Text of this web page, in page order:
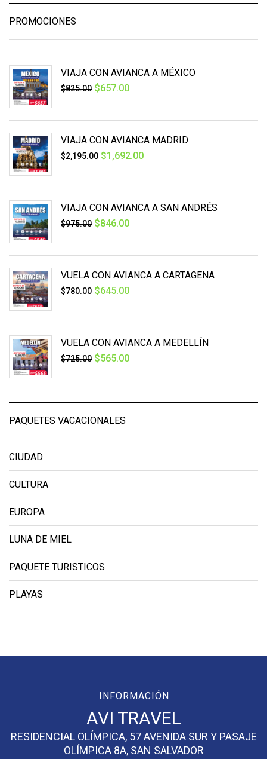
PROMOCIONES
VIAJA CON AVIANCA A MÉXICO
$825.00 $657.00
VIAJA CON AVIANCA MADRID
$2,195.00 $1,692.00
VIAJA CON AVIANCA A SAN ANDRÉS
$975.00 $846.00
VUELA CON AVIANCA A CARTAGENA
$780.00 $645.00
VUELA CON AVIANCA A MEDELLÍN
$725.00 $565.00
PAQUETES VACACIONALES
CIUDAD
CULTURA
EUROPA
LUNA DE MIEL
PAQUETE TURISTICOS
PLAYAS
INFORMACIÓN:
AVI TRAVEL
RESIDENCIAL OLÍMPICA, 57 AVENIDA SUR Y PASAJE
OLÍMPICA 8A, SAN SALVADOR